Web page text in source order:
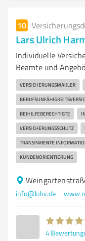
10
Lars Ulrich
Individuelle
Beamte und
VERSICHERUNGSMAKLER
BEIHILFEBERECHTIGTE
VERSICHERUNGSSCHUTZ
TRANSPARENTE
KUNDENORIENTIERUNG
info@luhv.de
4